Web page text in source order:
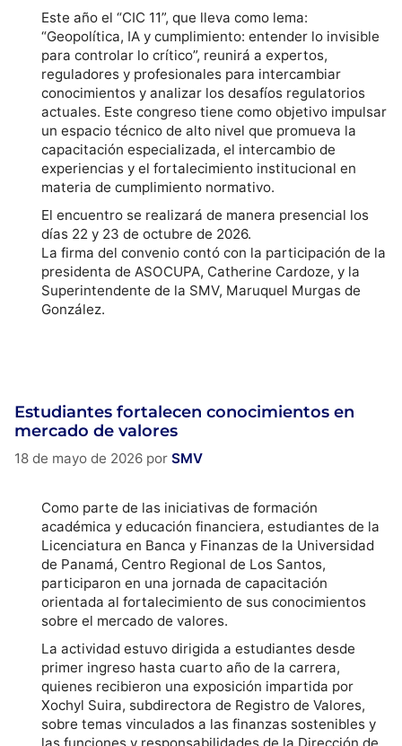
Este año el “CIC 11”, que lleva como lema:
“Geopolítica, IA y cumplimiento: entender lo invisible
para controlar lo crítico”, reunirá a expertos,
reguladores y profesionales para intercambiar
conocimientos y analizar los desafíos regulatorios
actuales. Este congreso tiene como objetivo impulsar
un espacio técnico de alto nivel que promueva la
capacitación especializada, el intercambio de
experiencias y el fortalecimiento institucional en
materia de cumplimiento normativo.
El encuentro se realizará de manera presencial los
días 22 y 23 de octubre de 2026.
La firma del convenio contó con la participación de la
presidenta de ASOCUPA, Catherine Cardoze, y la
Superintendente de la SMV, Maruquel Murgas de
González.
Estudiantes fortalecen conocimientos en
mercado de valores
18 de mayo de 2026 por SMV
Como parte de las iniciativas de formación
académica y educación financiera, estudiantes de la
Licenciatura en Banca y Finanzas de la Universidad
de Panamá, Centro Regional de Los Santos,
participaron en una jornada de capacitación
orientada al fortalecimiento de sus conocimientos
sobre el mercado de valores.
La actividad estuvo dirigida a estudiantes desde
primer ingreso hasta cuarto año de la carrera,
quienes recibieron una exposición impartida por
Xochyl Suira, subdirectora de Registro de Valores,
sobre temas vinculados a las finanzas sostenibles y
las funciones y responsabilidades de la Dirección de